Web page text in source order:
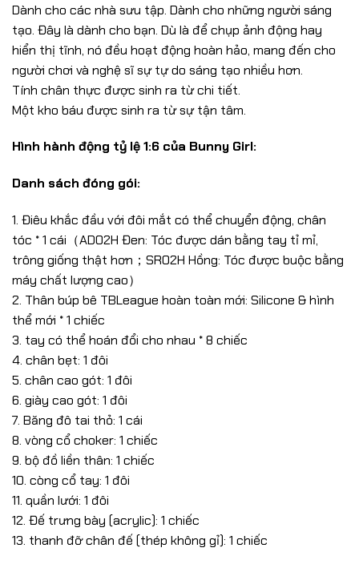
Dành cho các nhà sưu tập. Dành cho những người sáng
tạo. Đây là dành cho bạn. Dù là để chụp ảnh động hay
hiển thị tĩnh, nó đều hoạt động hoàn hảo, mang đến cho
người chơi và nghệ sĩ sự tự do sáng tạo nhiều hơn.
Tính chân thực được sinh ra từ chi tiết.
Một kho báu được sinh ra từ sự tận tâm.
Hình hành động tỷ lệ 1:6 của Bunny Girl:
Danh sách đóng gói:
1. Điêu khắc đầu với đôi mắt có thể chuyển động, chân
tóc * 1 cái（AD02H Đen: Tóc được dán bằng tay tỉ mỉ,
trông giống thật hơn；SR02H Hồng: Tóc được buộc bằng
máy chất lượng cao）
2. Thân búp bê TBLeague hoàn toàn mới: Silicone & hình
thể mới * 1 chiếc
3. tay có thể hoán đổi cho nhau * 8 chiếc
4. chân bẹt: 1 đôi
5. chân cao gót: 1 đôi
6. giày cao gót: 1 đôi
7. Băng đô tai thỏ: 1 cái
8. vòng cổ choker: 1 chiếc
9. bộ đồ liền thân: 1 chiếc
10. còng cổ tay: 1 đôi
11. quần lưới: 1 đôi
12. Đế trưng bày (acrylic): 1 chiếc
13. thanh đỡ chân đế (thép không gỉ): 1 chiếc